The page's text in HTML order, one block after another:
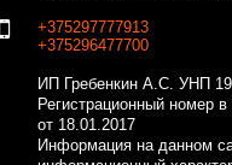
+375297777913
+375296477700
ИП Гребенкин А.С. УНП
Регистрационный номер
от 18.01.2017
Информация на данном